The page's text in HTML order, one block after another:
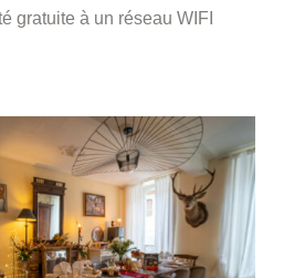
gratuite à un réseau WIFI